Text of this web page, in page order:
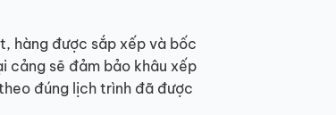
hàng được sắp xếp và bốc
cảng sẽ đảm bảo khâu xếp
đúng lịch trình đã được